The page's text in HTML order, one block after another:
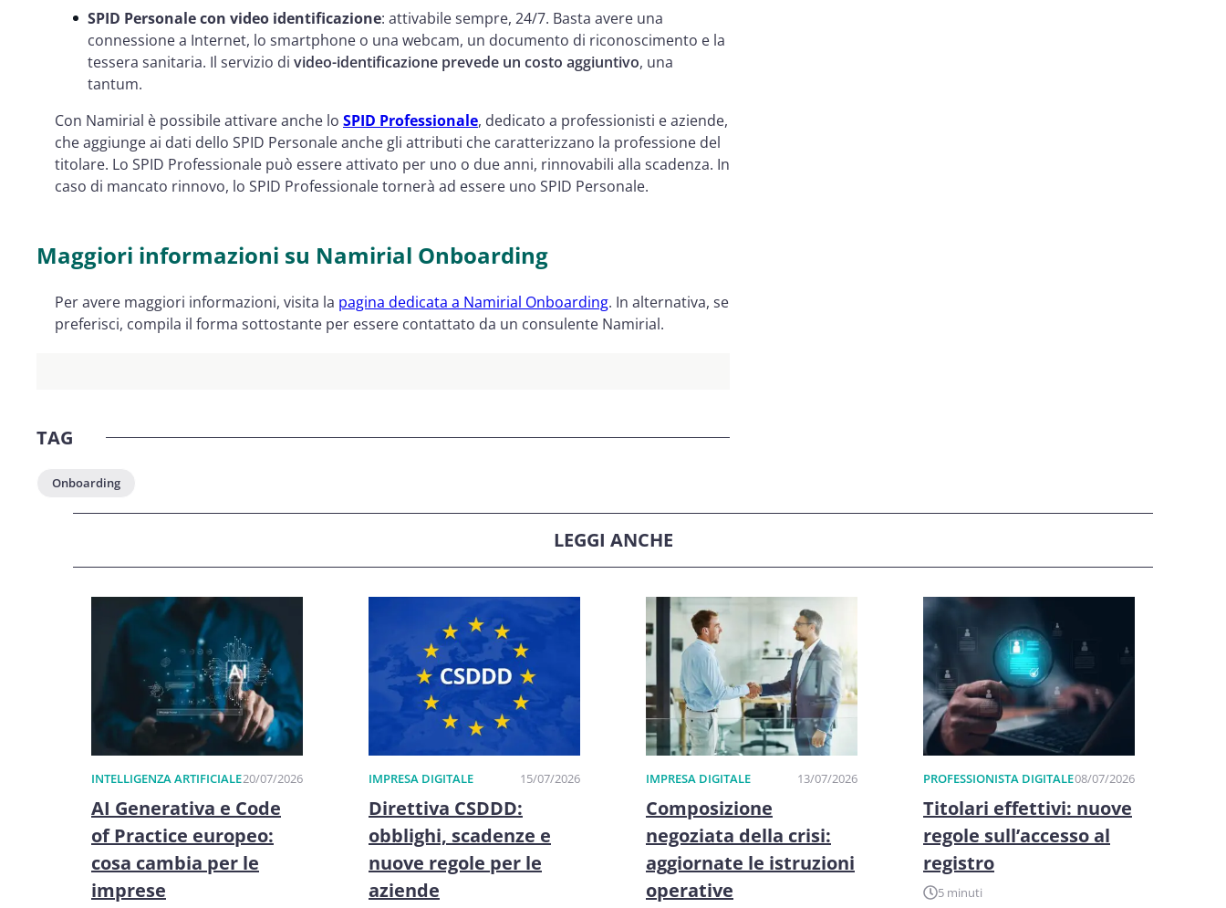
SPID Personale con video identificazione: attivabile sempre, 24/7. Basta avere una
connessione a Internet, lo smartphone o una webcam, un documento di riconoscimento e la
tessera sanitaria. Il servizio di video-identificazione prevede un costo aggiuntivo, una
tantum.
Con Namirial è possibile attivare anche lo SPID Professionale, dedicato a professionisti e aziende,
che aggiunge ai dati dello SPID Personale anche gli attributi che caratterizzano la professione del
titolare. Lo SPID Professionale può essere attivato per uno o due anni, rinnovabili alla scadenza. In
caso di mancato rinnovo, lo SPID Professionale tornerà ad essere uno SPID Personale.
Maggiori informazioni su Namirial Onboarding
Per avere maggiori informazioni, visita la pagina dedicata a Namirial Onboarding. In alternativa, se
preferisci, compila il forma sottostante per essere contattato da un consulente Namirial.
TAG
Onboarding
LEGGI ANCHE
INTELLIGENZA ARTIFICIALE20/07/2026
AI Generativa e Code
of Practice europeo:
cosa cambia per le
imprese
IMPRESA DIGITALE 15/07/2026
Direttiva CSDDD:
obblighi, scadenze e
nuove regole per le
aziende
IMPRESA DIGITALE 13/07/2026
Composizione
negoziata della crisi:
aggiornate le istruzioni
operative
PROFESSIONISTA DIGITALE08/07/2026
Titolari effettivi: nuove
regole sull’accesso al
registro
5 minuti